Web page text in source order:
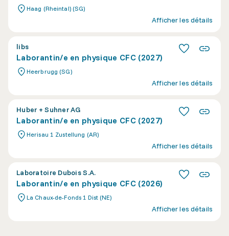
Haag (Rheintal) (SG)
Afficher les détails
libs
Laborantin/e en physique CFC (2027)
Heerbrugg (SG)
Afficher les détails
Huber + Suhner AG
Laborantin/e en physique CFC (2027)
Herisau 1 Zustellung (AR)
Afficher les détails
Laboratoire Dubois S.A.
Laborantin/e en physique CFC (2026)
La Chaux-de-Fonds 1 Dist (NE)
Afficher les détails